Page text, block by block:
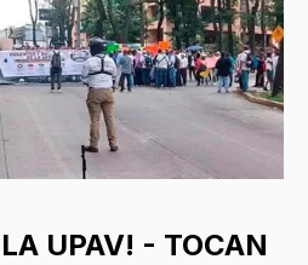
LA UPAV! - TOCAN